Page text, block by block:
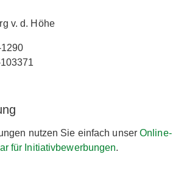
v. d. Höhe
nutzen Sie einfach unserOnline-
für Initiativbewerbungen.